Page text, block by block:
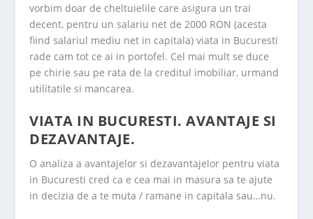
vorbim doar de cheltuielile care asigura un trai
decent, pentru un salariu net de 2000 RON (acesta
fiind salariul mediu net in capitala) viata in Bucuresti
rade cam tot ce ai in portofel. Cel mai mult se duce
pe chirie sau pe rata de la creditul imobiliar, urmand
utilitatile si mancarea.
VIATA IN BUCURESTI. AVANTAJE SI
DEZAVANTAJE.
O analiza a avantajelor si dezavantajelor pentru viata
in Bucuresti cred ca e cea mai in masura sa te ajute
in decizia de a te muta / ramane in capitala sau…nu.